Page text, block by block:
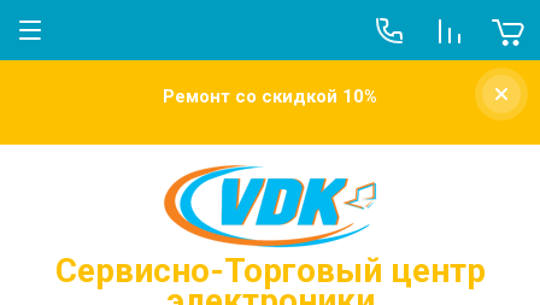
О компании
Новости
Напишите нам
Ремонт со скидкой 10%
Сервисно-Торговый центр